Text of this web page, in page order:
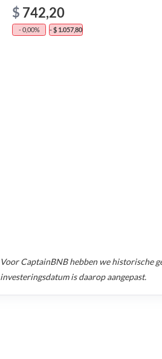
$ 742,20
- 0,00% - $ 1.057,80
VoorCaptainBNBhebben we historische
investeringsdatum is daarop aangepast.